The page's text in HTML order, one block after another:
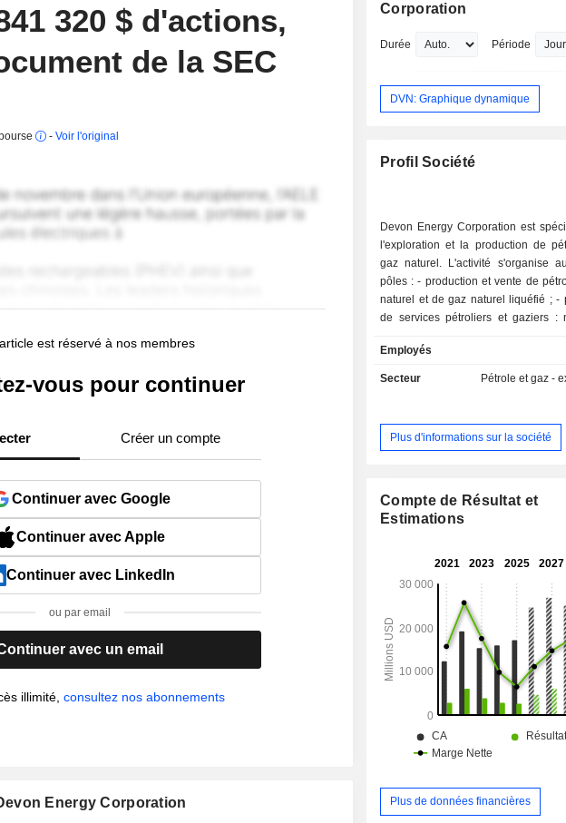
320 $ d'actions,
de la SEC
- Voir l'original
est réservé à nos membres
vous pour continuer
Créer un compte
Continuer avec Google
Continuer avec Apple
Continuer avec LinkedIn
ou par email
avec un email
illimité,consultez nos abonnements
Energy Corporation
Corporation
Durée Période
DVN: Graphique dynamique
Profil Société
Devon Energy Corporation est
l'exploration et la production de
gaz naturel. L'activité s'organise
pôles : - production et vente de pétrole, de gaz
naturel et de gaz naturel liquéfié ; - prestations
de services pétroliers et gaziers :
de stockage, de traitement et de
des hydrocarbures.
Employés
Secteur
Pétrole et gaz -
Plus d'informations sur la société
Compte de Résultat et
Estimations
Plus de données financières